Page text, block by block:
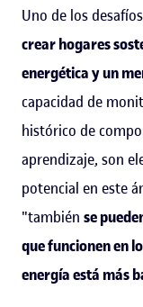
Uno de los
crear hogares
energética y un
capacidad de
histórico de
aprendizaje, son
potencial en este
"también se
que funcionen en
energía está más